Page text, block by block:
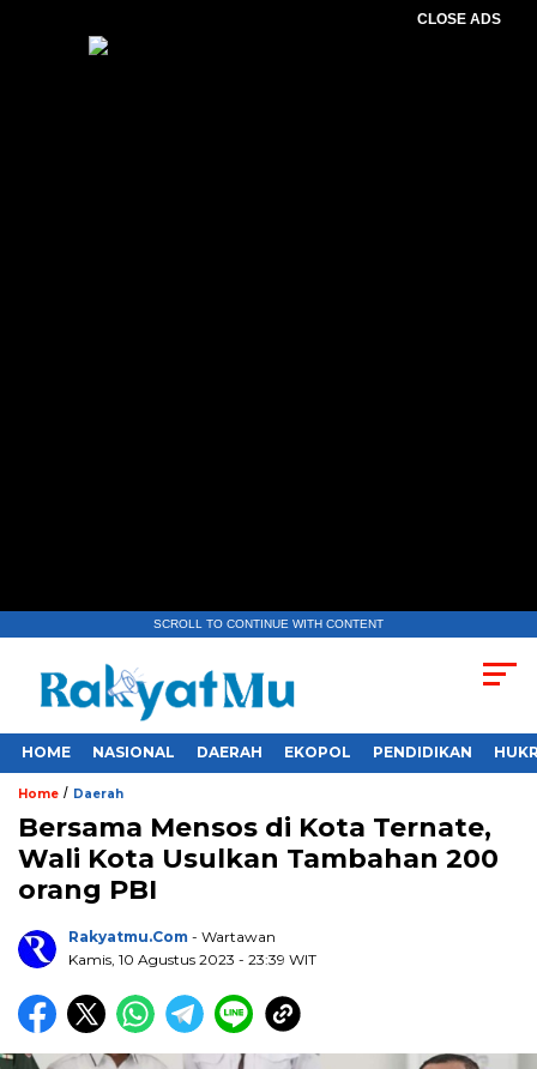
CLOSE ADS
SCROLL TO CONTINUE WITH CONTENT
HOME NASIONAL DAERAH EKOPOL PENDIDIKAN
Home / Daerah
Bersama Mensos di Kota Ternate,
Wali Kota Usulkan Tambahan 200
orang PBI
Rakyatmu.com - Wartawan
Kamis, 10 Agustus 2023 - 23:39 WIT